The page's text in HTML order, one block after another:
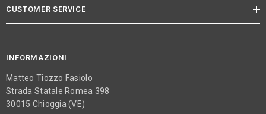
CUSTOMER SERVICE
INFORMAZIONI
Matteo Tiozzo Fasiolo
Strada Statale Romea 398
30015 Chioggia (VE)